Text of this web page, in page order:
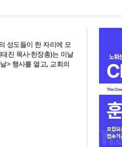
성도들이 한 자리에 모
진 목사·한장총)는 이날
> 행사를 열고, 교회의